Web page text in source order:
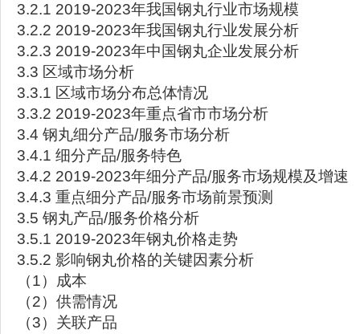
3.2.1 2019-2023年我国钢丸行业市场规模
3.2.2 2019-2023年我国钢丸行业发展分析
3.2.3 2019-2023年中国钢丸企业发展分析
3.3 区域市场分析
3.3.1 区域市场分布总体情况
3.3.2 2019-2023年重点省市市场分析
3.4 钢丸细分产品/服务市场分析
3.4.1 细分产品/服务特色
3.4.2 2019-2023年细分产品/服务市场规模及增速
3.4.3 重点细分产品/服务市场前景预测
3.5 钢丸产品/服务价格分析
3.5.1 2019-2023年钢丸价格走势
3.5.2 影响钢丸价格的关键因素分析
（1）成本
（2）供需情况
（3）关联产品